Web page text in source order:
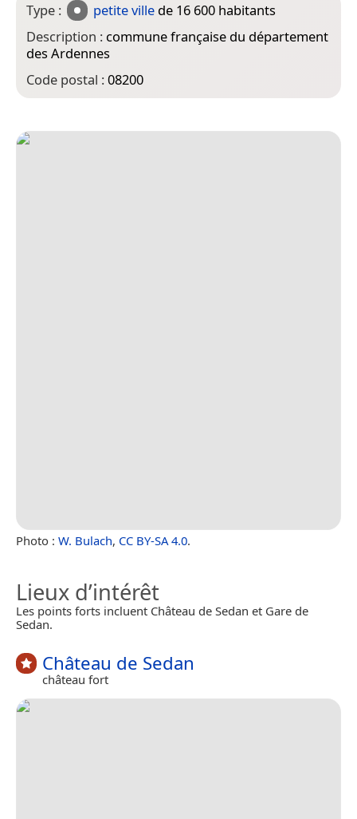
Type : petite ville de 16 600 habitants
Description : commune française du département
des Ardennes
Code postal :08200
Photo : W. Bulach, CC BY-SA 4.0.
Lieux d’intérêt
Les points forts incluent Château de Sedan et Gare de
Sedan.
Château de Sedan
château fort